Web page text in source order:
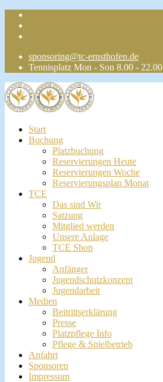
sponsoring@tc-ernsthofen.de
Tennisplatz Mon - Son 8.00 - 22.00
Start
Buchung
Platzbuchung
Reservierungen Heute
Reservierungen Woche
Reservierungsplan Monat
TCE
Das sind Wir
Satzung
Mitglied werden
Unsere Anlage
TCE Shop
Jugend
Anfänger
Jugendschutzkonzept
Jugendarbeit
Medien
Beitrittserklärung
Presse
Platzpflege Info
Pflege & Spielbetrieb
Anfahrt
Sponsoren
Impressum